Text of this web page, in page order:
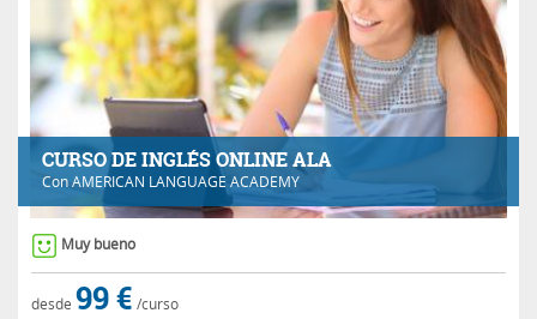
CURSO DE INGLÉS ONLINE ALA
ConAMERICAN LANGUAGE ACADEMY
Muy bueno
desde 99 € /curso